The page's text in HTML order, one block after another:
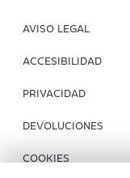
AVISO LEGAL
ACCESIBILIDAD
PRIVACIDAD
DEVOLUCIONES
COOKIES